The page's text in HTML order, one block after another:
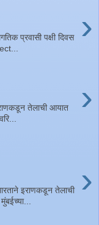
›
प्रवासी पक्षी दिवस
›
तेलाची आयात
›
इराणकडून तेलाची